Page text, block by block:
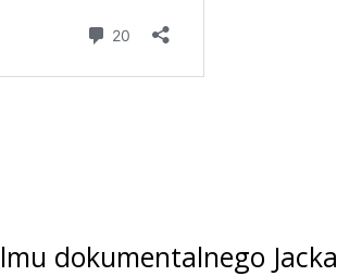
dokumentalnego Jacka